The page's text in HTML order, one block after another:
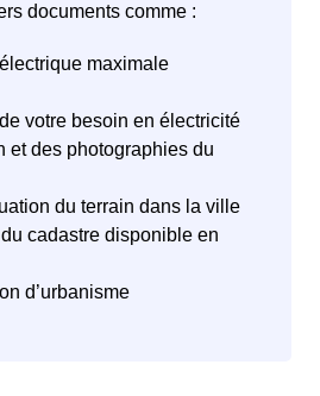
documents comme :
maximale
votre besoin en électricité
et des photographies du
du terrain dans la ville
cadastre disponible en
d’urbanisme